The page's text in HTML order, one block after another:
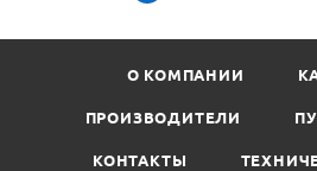
О КОМПАНИИ
ПРОИЗВОДИТЕЛИ
КОНТАКТЫ